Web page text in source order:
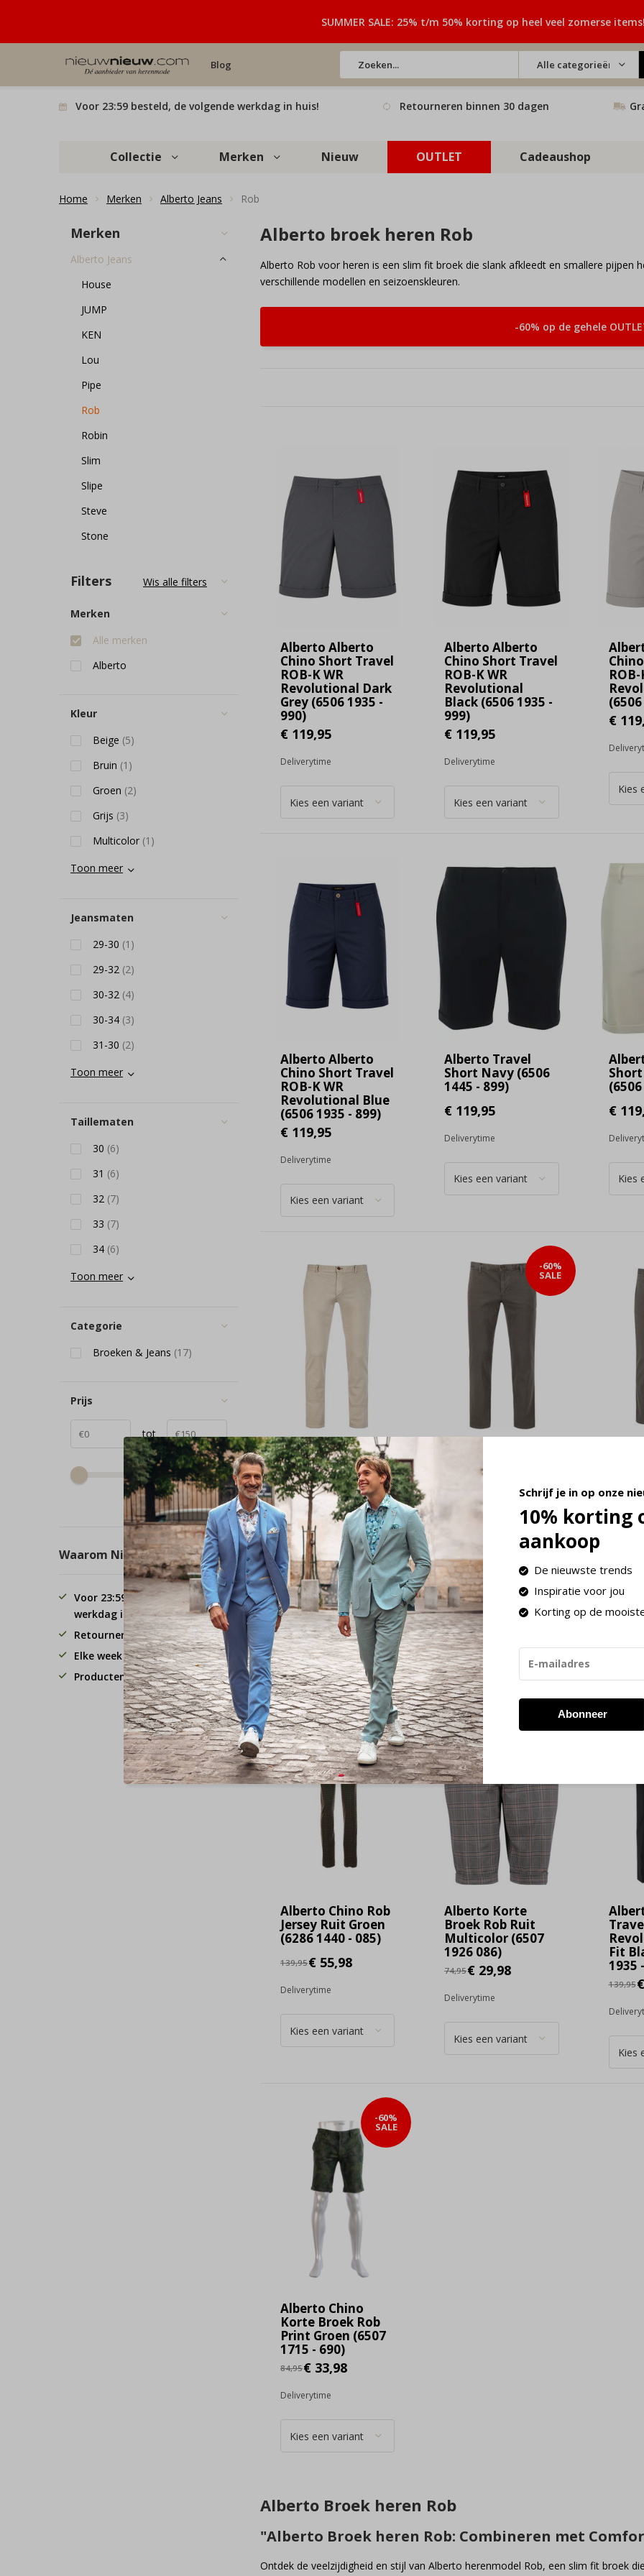
Blog Alle categorieën
SUMMER SALE: 25% t/m 50% korting op heel veel zomerse items!
Voor 23:59 besteld, de volgende werkdag in huis! Retourneren binnen 30 dagen
Collectie Merken Nieuw OUTLET Cadeaushop
Home Merken Alberto Jeans Rob
Alberto broek heren Rob
Alberto Rob voor heren is een slim fit broek die slank afkleedt en smallere pijpen
verschillende modellen en seizoenskleuren.
-60% op de gehele
Alberto Alberto
Chino Short Travel
ROB-K WR
Revolutional Dark
Grey (6506 1935 -
990)
€ 119,95
Deliverytime
Alberto Alberto
Chino Short Travel
ROB-K WR
Revolutional
Black (6506 1935 -
999)
€ 119,95
Deliverytime
ROB-
€
Alberto Alberto
Chino Short Travel
ROB-K WR
Revolutional Blue
(6506 1935 - 899)
€ 119,95
Deliverytime
Alberto Travel
Short Navy (6506
1445 - 899)
€ 119,95
Deliverytime
€
Alberto ROB
Coloured Denim
light beige (6287
1582 - 510)
€ 139,95
Deliverytime
Coloured Denim
-60%
SALE
€ 51,98
(6287
129,95
Voor 23:59 besteld, de volgende werkdag in huis!
Alberto Chino Rob
Jersey Ruit Groen
(6286 1440 - 085)
-60%
SALE
139,95€ 55,98
Deliverytime
Alberto Korte
Broek Rob Ruit
Multicolor (6507
1926 086)
-60%
SALE
74,95€ 29,98
Deliverytime
Fit
1935
139,95€
Alberto Chino
Korte Broek Rob
Print Groen (6507
1715 - 690)
-60%
SALE
84,95€ 33,98
Deliverytime
Alberto Broek heren Rob
"Alberto Broek heren Rob: Combineren met
Ontdek de veelzijdigheid en stijl van Alberto herenmodel Rob, een slim fit broek
Merken
Alberto Jeans
House
JUMP
KEN
Lou
Pipe
Rob
Robin
Slim
Slipe
Steve
Stone
Filters Wis alle filters
Merken
Alle merken
Alberto
Kleur
Beige (5)
Bruin (1)
Groen (2)
Grijs (3)
Multicolor (1)
Toon meer
Jeansmaten
29-30 (1)
29-32 (2)
30-32 (4)
30-34 (3)
31-30 (2)
Toon meer
Taillematen
30 (6)
31 (6)
32 (7)
33 (7)
34 (6)
Toon meer
Categorie
Broeken & Jeans (17)
Prijs
tot
Waarom Nieuwnieuw.com?
Voor 23:59 besteld, de volgende
werkdag in huis!
Retourneren binnen 30 dagen.
Elke week 3 koopavonden
Producten van hoge kwaliteit
Schrijf je in op onze
10% korting
aankoop
De nieuwste trends
Inspiratie voor jou
Korting op de
Abonneer